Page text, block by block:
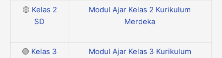
🟡 Kelas 2
SD
Modul Ajar Kelas 2 Kurikulum
Merdeka
🟢 Kelas 3
Modul Ajar Kelas 3 Kurikulum